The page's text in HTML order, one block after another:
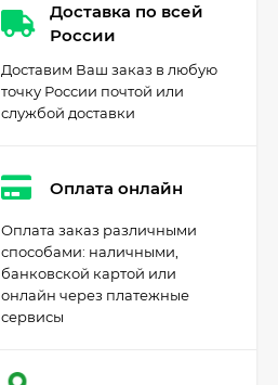
Доставка по всей
России
Доставим Ваш заказ в любую
точку России почтой или
службой доставки
Оплата онлайн
Оплата заказ различными
способами: наличными,
банковской картой или
онлайн через платежные
сервисы